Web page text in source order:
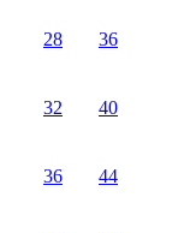
28 36
32 40
36 44